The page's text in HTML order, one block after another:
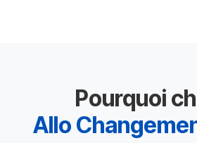
Pourquoi
Allo